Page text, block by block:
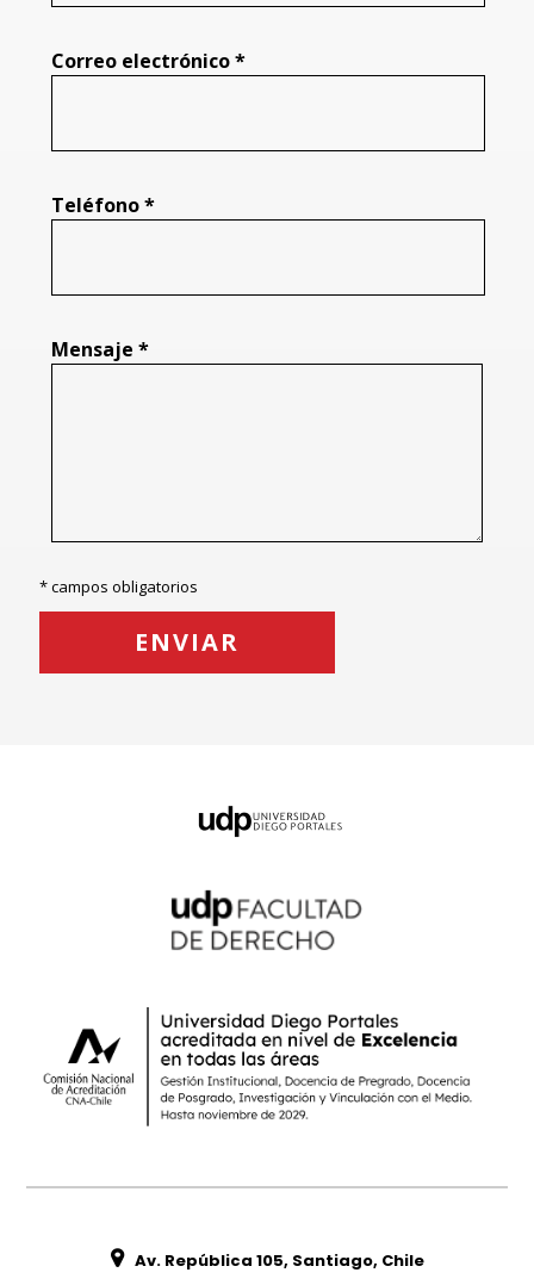
Correo electrónico *
Teléfono *
Mensaje *
* campos obligatorios
ENVIAR
Av. República 105, Santiago, Chile